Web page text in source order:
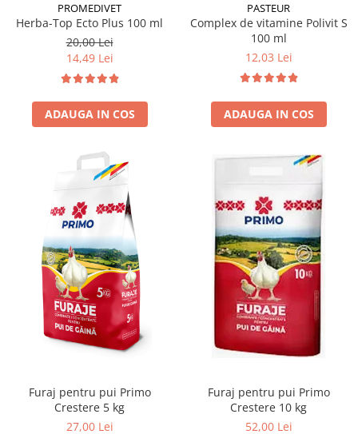
PROMEDIVET
Herba-Top Ecto Plus 100 ml
20,00 Lei
14,49 Lei
ADAUGA IN COS
PASTEUR
Complex de vitamine Polivit S
100 ml
12,03 Lei
ADAUGA IN COS
Furaj pentru pui Primo
Crestere 5 kg
27,00 Lei
Furaj pentru pui Primo
Crestere 10 kg
52,00 Lei